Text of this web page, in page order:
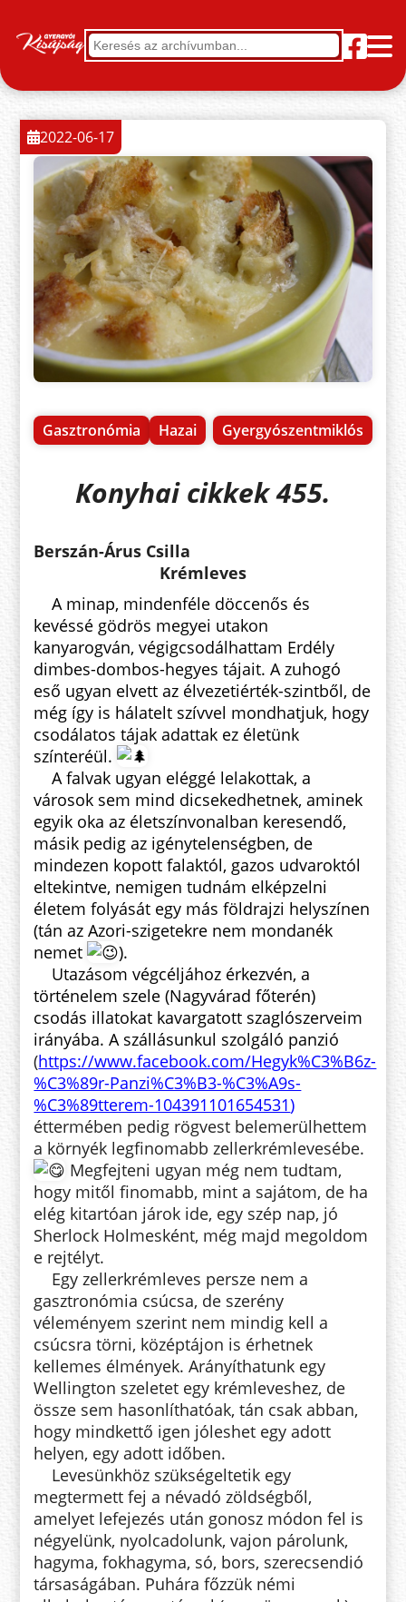
Gasztronómia Hazai Gyergyószentmiklós
2022-06-17
Konyhai cikkek 455.
Berszán-Árus Csilla
Krémleves
A minap, mindenféle döccenős és
kevéssé gödrös megyei utakon
kanyarogván, végigcsodálhattam Erdély
dimbes-dombos-hegyes tájait. A zuhogó
eső ugyan elvett az élvezetiérték-szintből, de
még így is hálatelt szívvel mondhatjuk, hogy
csodálatos tájak adattak ez életünk
színteréül.
A falvak ugyan eléggé lelakottak, a
városok sem mind dicsekedhetnek, aminek
egyik oka az életszínvonalban keresendő,
másik pedig az igénytelenségben, de
mindezen kopott falaktól, gazos udvaroktól
eltekintve, nemigen tudnám elképzelni
életem folyását egy más földrajzi helyszínen
(tán az Azori-szigetekre nem mondanék
nemet
).
Utazásom végcéljához érkezvén, a
történelem szele (Nagyvárad főterén)
csodás illatokat kavargatott szaglószerveim
irányába. A szállásunkul szolgáló panzió
(https://www.facebook.com/Hegyk%C3%B6z-
%C3%89r-Panzi%C3%B3-%C3%A9s-
%C3%89tterem-104391101654531)
éttermében pedig rögvest belemerülhettem
a környék legfinomabb zellerkrémlevesébe.
Megfejteni ugyan még nem tudtam,
hogy mitől finomabb, mint a sajátom, de ha
elég kitartóan járok ide, egy szép nap, jó
Sherlock Holmesként, még majd megoldom
e rejtélyt.
Egy zellerkrémleves persze nem a
gasztronómia csúcsa, de szerény
véleményem szerint nem mindig kell a
csúcsra törni, középtájon is érhetnek
kellemes élmények. Arányíthatunk egy
Wellington szeletet egy krémleveshez, de
össze sem hasonlíthatóak, tán csak abban,
hogy mindkettő igen jóleshet egy adott
helyen, egy adott időben.
Levesünkhöz szükségeltetik egy
megtermett fej a névadó zöldségből,
amelyet lefejezés után gonosz módon fel is
négyelünk, nyolcadolunk, vajon párolunk,
hagyma, fokhagyma, só, bors, szerecsendió
társaságában. Puhára főzzük némi